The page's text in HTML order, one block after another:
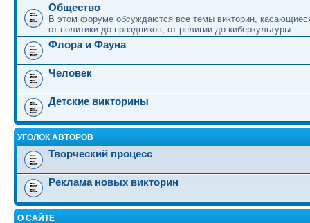
Общество
В этом форуме обсуждаются все темы викторин,
от политики до праздников, от религии до киберкультуры.
Флора и Фауна
Человек
Детские викторины
УГОЛОК АВТОРОВ
Творческий процесс
Реклама новых викторин
О САЙТЕ